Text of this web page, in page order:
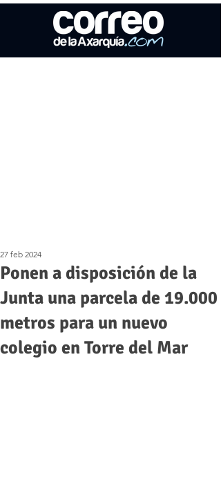
Ponen a disposición de la
Junta una parcela de 19.000
metros para un nuevo
colegio en Torre del Mar
27 feb 2024